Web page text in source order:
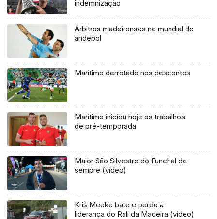
indemnização
Árbitros madeirenses no mundial de
andebol
Marítimo derrotado nos descontos
Marítimo iniciou hoje os trabalhos
de pré-temporada
Maior São Silvestre do Funchal de
sempre (vídeo)
Kris Meeke bate e perde a
liderança do Rali da Madeira (vídeo)